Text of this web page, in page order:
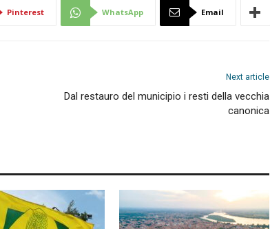
Pinterest WhatsApp Email
Next article
Dal restauro del municipio i resti della vecchia
canonica